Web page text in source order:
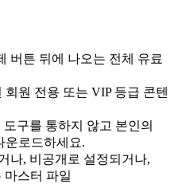
버튼 뒤에 나오는 전체 유료
회원 전용 또는 VIP 등급 콘텐
구를 통하지 않고 본인의
운로드하세요.
나, 비공개로 설정되거나,
마스터 파일